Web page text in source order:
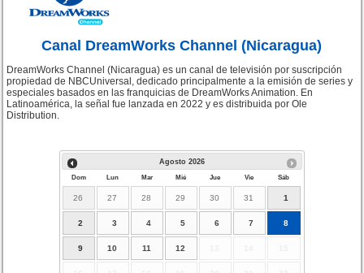
Canal DreamWorks Channel (Nicaragua)
DreamWorks Channel (Nicaragua) es un canal de televisión por suscripción
propiedad de NBCUniversal, dedicado principalmente a la emisión de series y
especiales basados en las franquicias de DreamWorks Animation. En
Latinoamérica, la señal fue lanzada en 2022 y es distribuida por Ole
Distribution.
Agosto 2026
Dom Lun Mar Mié Jue Vie Sáb
26 27 28 29 30 31 1
2 3 4 5 6 7 8
9 10 11 12